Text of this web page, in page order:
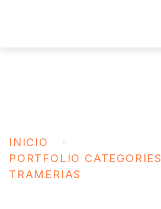
INICIO
PORTFOLIO CATEGORIES
TRAMERIAS